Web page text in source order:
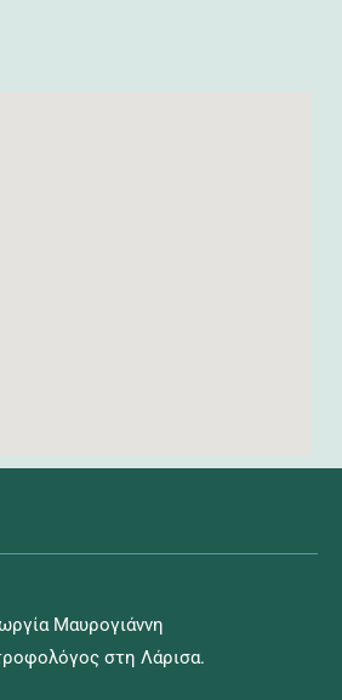
Μαυρογιάννη
στη Λάρισα.